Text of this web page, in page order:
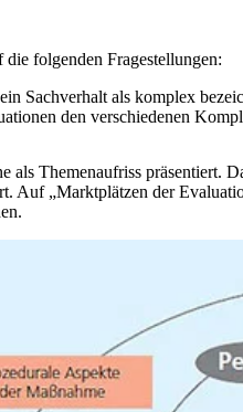
folgenden Fragestellungen:
Sachverhalt als komplex
den verschiedenen
Themenaufriss präsentiert.
„Marktplätzen der